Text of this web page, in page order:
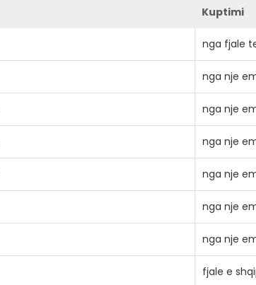
Kuptimi
nga fjale
nga nje
nga nje
nga nje
nga nje
nga nje
nga nje
fjale e